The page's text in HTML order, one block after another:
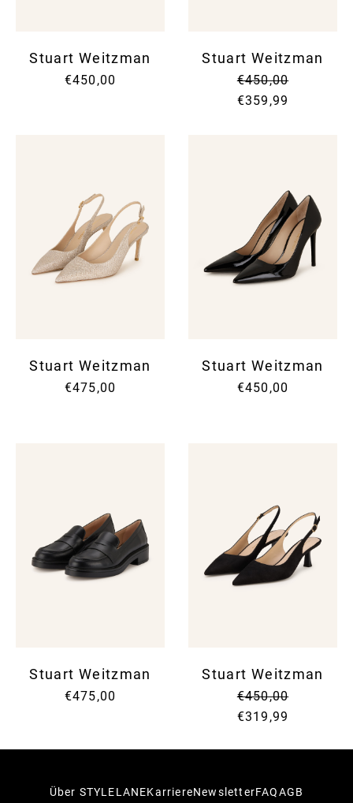
Stuart Weitzman
€450,00
Stuart Weitzman
€450,00
€359,99
Stuart Weitzman
€475,00
Stuart Weitzman
€450,00
Stuart Weitzman
€475,00
Stuart Weitzman
€450,00
€319,99
Über STYLELANEKarriereNewsletterFAQAGB